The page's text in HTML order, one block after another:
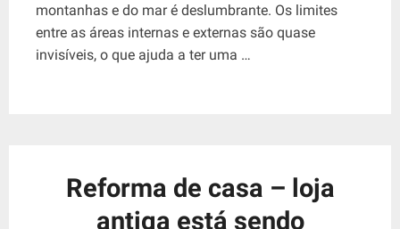
montanhas e do mar é deslumbrante. Os limites
entre as áreas internas e externas são quase
invisíveis, o que ajuda a ter uma …
Reforma de casa – loja
antiga está sendo